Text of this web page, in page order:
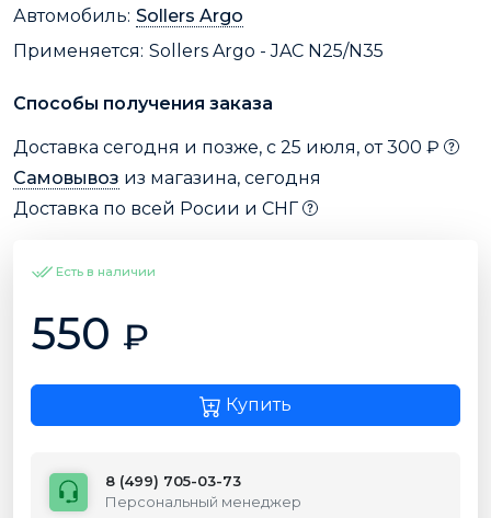
Автомобиль: Sollers Argo
Применяется: Sollers Argo - JAC N25/N35
Способы получения заказа
Доставка сегодня и позже, с 25 июля, от 300 ₽
Самовывоз из магазина, сегодня
Доставка по всей Росии и СНГ
Есть в наличии
550 ₽
Купить
8 (499) 705-03-73
Персональный менеджер